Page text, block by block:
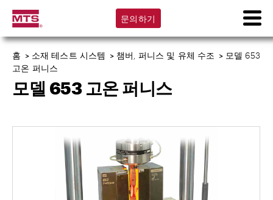
문의하기
홈 > 소재 테스트 시스템 > 챔버, 퍼니스 및 유체 수조 > 모델 653
고온 퍼니스
모델 653 고온 퍼니스